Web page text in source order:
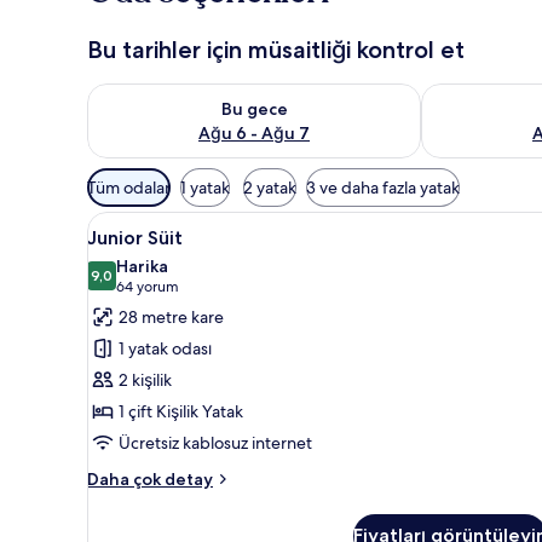
Bu tarihler için müsaitliği kontrol et
Bu gece
Ağu 6 - Ağu 7
Bu gece için müsaitliği kontrol et Ağu 6 - Ağu 7
Yarın için
Odalar
için
mevcut
filtreler
Tüm odalar 1 yatak 2 yatak 3 ve daha fazla yatak
Junior
Süit
için
tüm
fotoğrafları
görün
Junior Süit | Anti alerjik yatak
9
Junior Süit
9,09,0 / 10
Harika
64 yorum
(64
yorum)
28 metre kare
1 yatak odası
2 kişilik
1 çift Kişilik Yatak
Ücretsiz kablosuz internet
Daha çok detay
Junior
Fiyatları